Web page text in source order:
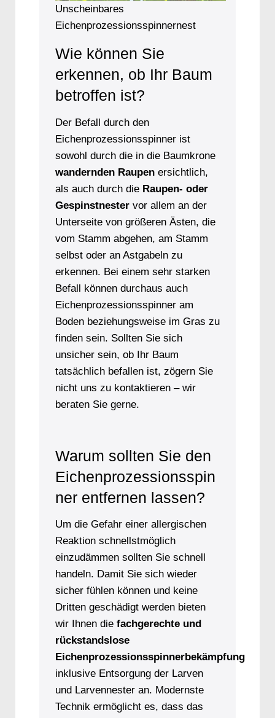
Unscheinbares
Eichenprozessionsspinnernest
Wie können Sie
erkennen, ob Ihr Baum
betroffen ist?
Der Befall durch den
Eichenprozessionsspinner ist
sowohl durch die in die Baumkrone
wandernden Raupenersichtlich,
als auch durch dieRaupen- oder
Gespinstnestervor allem an der
Unterseite von größeren Ästen, die
vom Stamm abgehen, am Stamm
selbst oder an Astgabeln zu
erkennen. Bei einem sehr starken
Befall können durchaus auch
Eichenprozessionsspinner am
Boden beziehungsweise im Gras zu
finden sein. Sollten Sie sich
unsicher sein, ob Ihr Baum
tatsächlich befallen ist, zögern Sie
nicht uns zu kontaktieren – wir
beraten Sie gerne.
Warum sollten Sie den
Eichenprozessionsspin
ner entfernen lassen?
Um die Gefahr einer allergischen
Reaktion schnellstmöglich
einzudämmen sollten Sie schnell
handeln. Damit Sie sich wieder
sicher fühlen können und keine
Dritten geschädigt werden bieten
wir Ihnen die fachgerechte und
rückstandslose
Eichenprozessionsspinnerbekämpfung
inklusive Entsorgung der Larven
und Larvennester an. Modernste
Technik ermöglicht es, dass das